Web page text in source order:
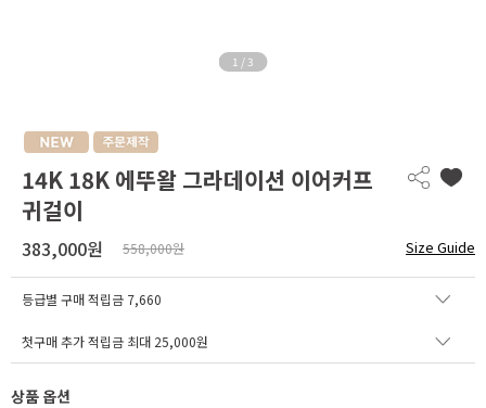
1 / 3
14K 18K 에뚜왈 그라데이션 이어커프
귀걸이
383,000원 558,000원 Size Guide
등급별 구매 적립금 7,660
첫구매 추가 적립금 최대 25,000원
상품 옵션